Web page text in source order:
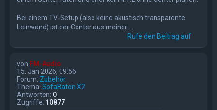
Bei einem TV-Setup (also keine akustisch transparente
Leinwand) ist der Center aus meiner ...
Rufe den Beitrag auf
von FM-Audio
15. Jan 2026, 09:56
Forum: Zubehör
Thema: SofaBaton X2
Antworten: 0
Zugriffe: 10877